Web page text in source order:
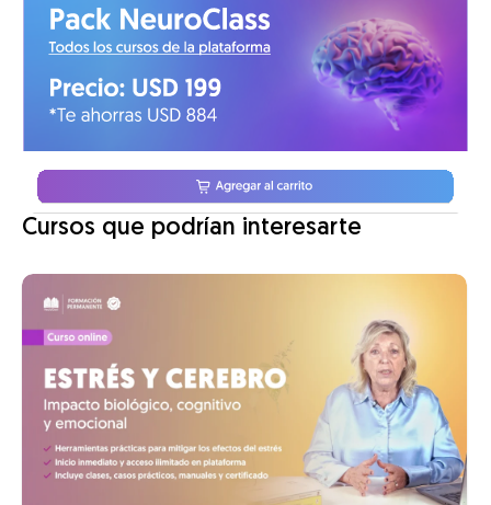
Cursos que podrían interesarte